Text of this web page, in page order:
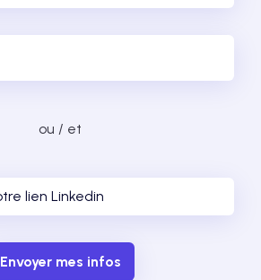
ou / et
Envoyer mes infos